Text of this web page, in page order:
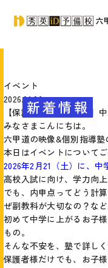
新着情報
イベント
2026.01.06
【保護者向けイベント】
みなさまこんにちは。
六甲道の映像&個別指導塾
本日はイベントについてご
2026年2月21（土）に、中
高校入試に向け、学力向
でも、内申点ってどう計
ぜ副教科が大切なの？な
初めて中学に上がるお子
もの。
そんな不安を、塾で詳し
保護者様だけでも、お子